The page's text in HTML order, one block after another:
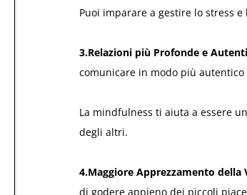
Puoi imparare a gestire lo stress
3.Relazioni più Profonde e
comunicare in modo più
La mindfulness ti aiuta a essere
degli altri.
4.Maggiore Apprezzamento della
di godere appieno dei piccoli